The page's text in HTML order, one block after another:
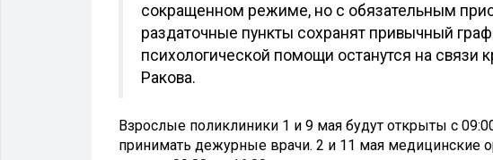
сокращенном режиме, но с обязательным
раздаточные пункты сохранят привычный
психологической помощи останутся на связи
Ракова.
Взрослые поликлиники 1 и 9 мая будут открыты с
принимать дежурные врачи. 2 и 11 мая медицинские